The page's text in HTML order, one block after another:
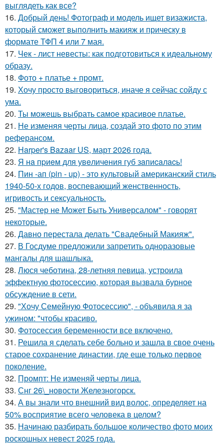
выглядеть как все?
16. Добрый день! Фотограф и модель ищет визажиста,
который сможет выполнить макияж и прическу в
формате ТФП 4 или 7 мая.
17. Чек - лист невесты: как подготовиться к идеальному
образу.
18. Фото + платье + промт.
19. Хочу просто выговориться, иначе я сейчас сойду с
ума.
20. Ты можешь выбрать самое красивое платье.
21. Не изменяя черты лица, создай это фото по этим
реферансом.
22. Harper's Bazaar US, март 2026 года.
23. Я нa пpиeм для увeличeния губ зaпиcaлacь!
24. Пин -ап (pin - up) - это культовый американский стиль
1940-50-х годов, воспевающий женственность,
игривость и сексуальность.
25. "Мастер не Может Быть Универсалом" - говорят
некоторые.
26. Давно перестала делать "Свадебный Макияж".
27. В Госдуме предложили запретить одноразовые
мангалы для шашлыка.
28. Люся чеботина, 28-летняя певица, устроила
эффектную фотосессию, которая вызвала бурное
обсуждение в сети.
29. "Хочу Семейную Фотосессию", - объявила я за
ужином: "чтобы красиво.
30. Фотосессия беременности все включено.
31. Решила я сделать себе больно и зашла в свое очень
старое сохранение династии, где еще только первое
поколение.
32. Промпт: Не изменяй черты лица.
33. Снг 26\_новости Железногорск.
34. А вы знали что внешний вид волос, определяет на
50% восприятие всего человека в целом?
35. Начинаю разбирать большое количество фото моих
роскошных невест 2025 года.